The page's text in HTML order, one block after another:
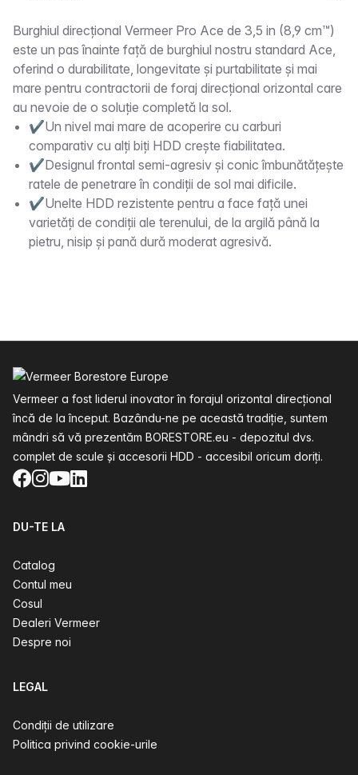
Descriere
Burghiul direcțional Vermeer Pro Ace de 3,5 in (8,9 cm™)
este un pas înainte față de burghiul nostru standard Ace,
oferind o durabilitate, longevitate și purtabilitate și mai
mare pentru contractorii de foraj direcțional orizontal care
au nevoie de o soluție completă la sol.
✔Un nivel mai mare de acoperire cu carburi
comparativ cu alți biți HDD crește fiabilitatea.
✔Designul frontal semi-agresiv și conic îmbunătățește
ratele de penetrare în condiții de sol mai dificile.
✔Unelte HDD rezistente pentru a face față unei
varietăți de condiții ale terenului, de la argilă până la
pietru, nisip și pană dură moderat agresivă.
Vermeer a fost liderul inovator în forajul orizontal direcțional
încă de la început. Bazându-ne pe această tradiție, suntem
mândri să vă prezentăm BORESTORE.eu - depozitul dvs.
complet de scule și accesorii HDD - accesibil oricum doriți.
Facebook
Instagram
YouTube
LinkedIn
DU-TE LA
Catalog
Contul meu
Cosul
Dealeri Vermeer
Despre noi
LEGAL
Condiții de utilizare
Politica privind cookie-urile